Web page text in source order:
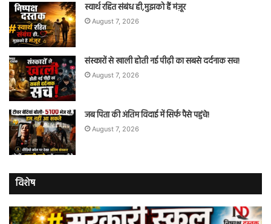
स्वार्थ रहित संबंध ही,मुझको हैं मंज़ूर
August 7, 2026
संस्कारों से खाली होती नई पीढ़ी का सबसे दर्दनाक सच!
August 7, 2026
जब पिता की अंतिम विदाई में सिर्फ पैसे पहुंचे!
August 7, 2026
विशेष